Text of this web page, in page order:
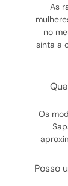
As
no
sinta a
quais tamanhos de rasteira feminina a
Os
posso usar rasteira feminina em eventos mais